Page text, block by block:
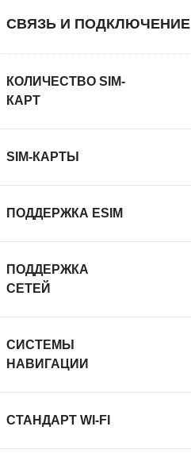
СВЯЗЬ И ПОДКЛЮЧЕНИЕ
КОЛИЧЕСТВО SIM-
КАРТ
SIM-КАРТЫ
ПОДДЕРЖКА ESIM
ПОДДЕРЖКА
СЕТЕЙ
СИСТЕМЫ
НАВИГАЦИИ
СТАНДАРТ WI-FI